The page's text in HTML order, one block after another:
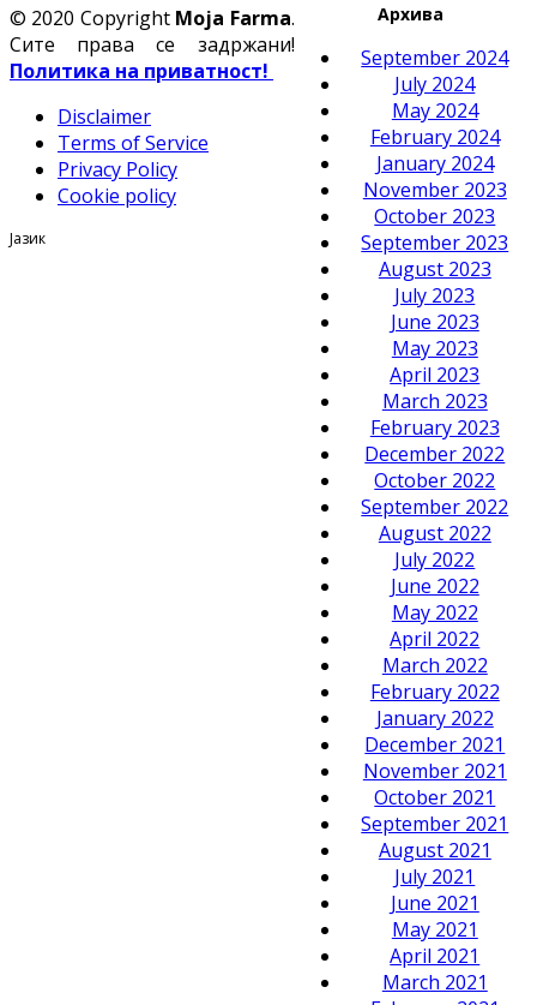
Архива
September 2024
July 2024
May 2024
February 2024
January 2024
November 2023
October 2023
September 2023
August 2023
July 2023
June 2023
May 2023
April 2023
March 2023
February 2023
December 2022
October 2022
September 2022
August 2022
July 2022
June 2022
May 2022
April 2022
March 2022
February 2022
January 2022
December 2021
November 2021
October 2021
September 2021
August 2021
July 2021
June 2021
May 2021
April 2021
March 2021
© 2020 Copyright Moja Farma.
Сите права се задржани!
Политика на приватност!
Disclaimer
Terms of Service
Privacy Policy
Cookie policy
Јазик